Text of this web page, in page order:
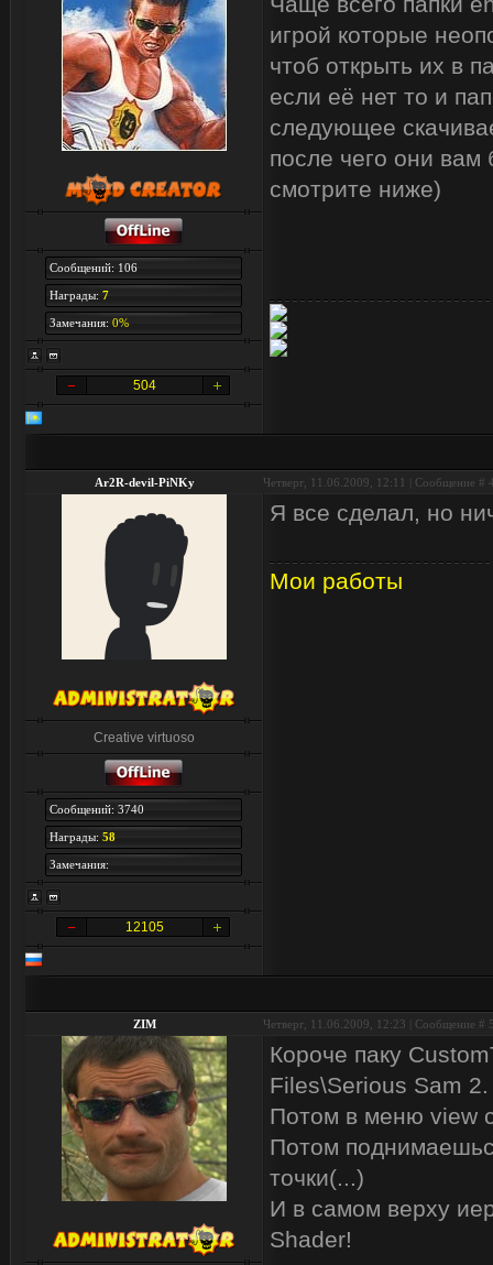
Сообщений: 106
Награды: 7
Замечания: 0%
504
игрой которые
чтоб открыть их в
если её нет то и
следующее
после чего они вам
смотрите ниже)
Ar2R-devil-PiNKy Четверг, 11.06.2009, 12:11 | Сообщение #
Creative virtuoso
Сообщений: 3740
Награды: 58
Замечания:
12105
Я все сделал, но
Мои работы
ZIM Четверг, 11.06.2009, 12:23 | Сообщение #
Короче паку
Files\Serious Sam 2.
Потом в меню view
Потом
точки(...)
И в самом верху
Shader!